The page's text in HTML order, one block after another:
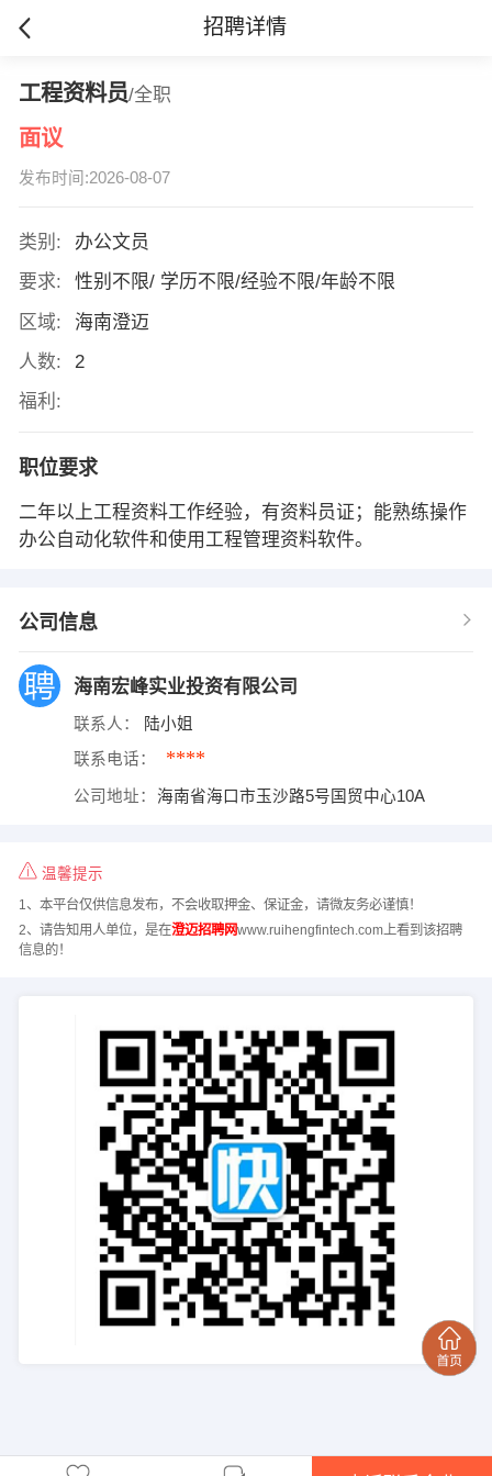
招聘详情
工程资料员/全职
面议
发布时间:2026-08-07
类别:
办公文员
要求:
性别不限/ 学历不限/经验不限/年龄不限
区域:
海南澄迈
人数:
2
福利:
职位要求
二年以上工程资料工作经验，有资料员证；能熟练操作
办公自动化软件和使用工程管理资料软件。
公司信息
海南宏峰实业投资有限公司
联系人： 陆小姐
联系电话： ****
公司地址： 海南省海口市玉沙路5号国贸中心10A
温馨提示
1、本平台仅供信息发布，不会收取押金、保证金，请微友务必谨慎！
2、请告知用人单位，是在澄迈招聘网www.ruihengfintech.com上看到该招聘
信息的！